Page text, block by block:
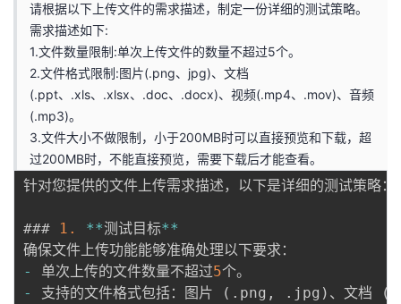
请根据以下上传文件的需求描述，制定一份详细的测试策略。
需求描述如下:
1.文件数量限制:单次上传文件的数量不超过5个。
2.文件格式限制:图片(.png、jpg)、文档
(.ppt、.xls、.xlsx、.doc、.docx)、视频(.mp4、.mov)、音频
(.mp3)。
3.文件大小不做限制，小于200MB时可以直接预览和下载，超
过200MB时，不能直接预览，需要下载后才能查看。
针对您提供的文件上传需求描述，以下是详细的测试策略：
### 1. **测试目标**
-
单次上传的文件数量不超过5
-
支持的文件格式包括：图片 ( . png , . jpg ) 、文档 (